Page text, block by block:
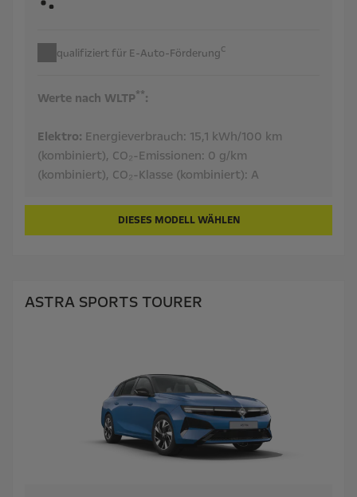
qualifiziert für E-Auto-Förderungc
Werte nach WLTP**:
Elektro: Energieverbrauch: 15,1 kWh/100 km
(kombiniert), CO₂-Emissionen: 0 g/km
(kombiniert), CO₂-Klasse (kombiniert): A
DIESES MODELL WÄHLEN
ASTRA SPORTS TOURER